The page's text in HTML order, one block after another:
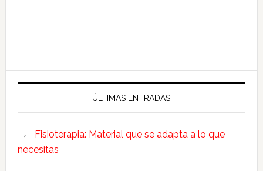
ÚLTIMAS ENTRADAS
Fisioterapia: Material que se adapta a lo que
necesitas